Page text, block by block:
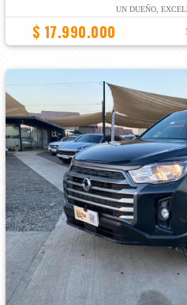
UN DUEÑO,
$ 17.990.000